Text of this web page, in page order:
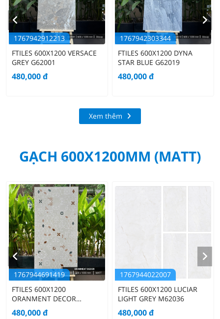
1767942912213
FTILES 600X1200 VERSACE
GREY G62001
480,000đ
1767942303344
FTILES 600X1200 DYNA
STAR BLUE G62019
480,000đ
Xem thêm
GẠCH 600X1200MM (MATT)
1767944691419
FTILES 600X1200
ORANMENT DECOR
M62032
480,000đ
1767944022007
FTILES 600X1200 LUCIAR
LIGHT GREY M62036
480,000đ